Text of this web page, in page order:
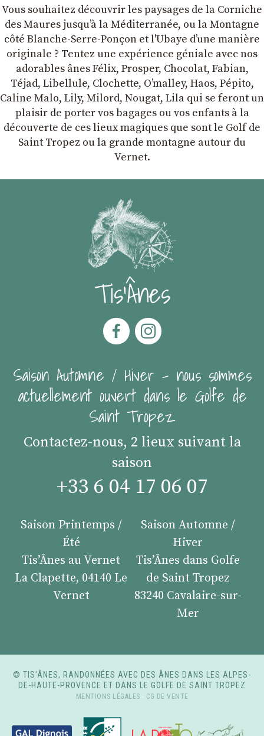
Vous souhaitez découvrir les paysages de la Corniche
des Maures jusqu’à la Méditerranée, ou la Montagne
côté Blanche-Serre-Ponçon et l'Ubaye dʼune manière
originale ? Tentez une expérience géniale avec nos
adorables ânes Félix, Prosper, Chocolat, Fabian,
Téjad, Libellule, Clochette, Oʼmalley, Haos, Pépito,
Caline Malo, Lily, Milord, Nougat, Lila qui se feront un
plaisir de porter vos bagages ou vos enfants à la
découverte de ces lieux magiques que sont le Golf de
Saint Tropez ou la grande montagne autour du
Vernet.
Tis'Ânes
Saison Automne / Hiver - nous sommes
actuellement ouvert dans le Golfe de
Saint Tropez
Contactez-nous, 2 lieux suivant la
saison
+33 6 04 17 06 07
Saison Printemps /
Été
Tis’Ânes au Vernet
La Clapette, 04140 Le
Vernet
Saison Automne /
Hiver
Tis’Ânes dans Golfe
de Saint Tropez
83240 Cavalaire-sur-
Mer
© TIS’ÂNES, RANDONNÉES AVEC DES ÂNES DANS LES ALPES-
DE-HAUTE-PROVENCE ET DANS LE GOLFE DE SAINT TROPEZ
MENTIONS LÉGALES - CG DE VENTE